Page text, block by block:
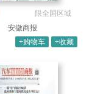
限全国区域
安徽商报
+购物车
+收藏